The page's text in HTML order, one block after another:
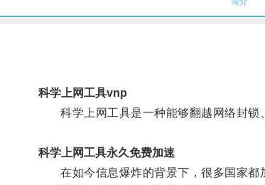
科学上网工具vnp
科学上网工具是一种能够翻越网络封锁
科学上网工具永久免费加速
在如今信息爆炸的背景下，很多国家都